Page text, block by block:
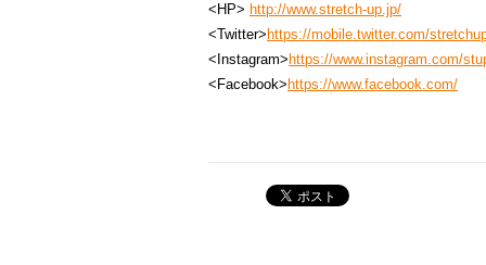
<HP> http://www.stretch-up.jp/
<Twitter> https://mobile.twitter.com/
<Instagram> https://www.instagram.com/
<Facebook> https://www.facebook.com/